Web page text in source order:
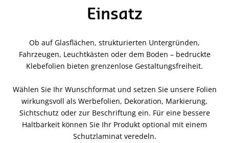
Einsatz
Ob auf Glasflächen, strukturierten Untergründen,
Fahrzeugen, Leuchtkästen oder dem Boden – bedruckte
Klebefolien bieten grenzenlose Gestaltungsfreiheit.
Wählen Sie Ihr Wunschformat und setzen Sie unsere Folien
wirkungsvoll als Werbefolien, Dekoration, Markierung,
Sichtschutz oder zur Beschriftung ein. Für eine bessere
Haltbarkeit können Sie Ihr Produkt optional mit einem
Schutzlaminat veredeln.